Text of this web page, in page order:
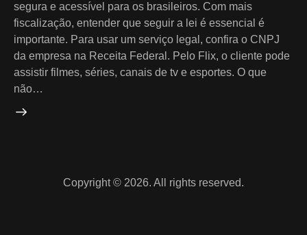
segura e acessível para os brasileiros. Com mais
fiscalização, entender que seguir a lei é essencial é
importante. Para usar um serviço legal, confira o CNPJ
da empresa na Receita Federal. Pelo Flix, o cliente pode
assistir filmes, séries, canais de tv e esportes. O que
não…
Copyright © 2026. All rights reserved.